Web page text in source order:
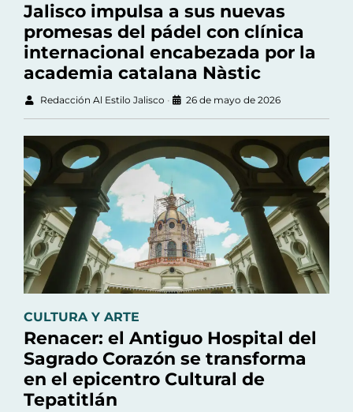
Jalisco impulsa a sus nuevas
promesas del pádel con clínica
internacional encabezada por la
academia catalana Nàstic
Redacción Al Estilo Jalisco • 26 de mayo de 2026
CULTURA Y ARTE
Renacer: el Antiguo Hospital del
Sagrado Corazón se transforma
en el epicentro Cultural de
Tepatitlán